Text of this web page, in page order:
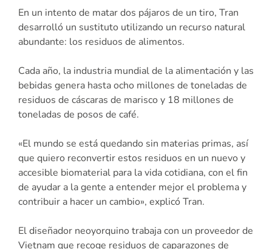
En un intento de matar dos pájaros de un tiro, Tran
desarrolló un sustituto utilizando un recurso natural
abundante: los residuos de alimentos.
Cada año, la industria mundial de la alimentación y las
bebidas genera hasta ocho millones de toneladas de
residuos de cáscaras de marisco y 18 millones de
toneladas de posos de café.
«El mundo se está quedando sin materias primas, así
que quiero reconvertir estos residuos en un nuevo y
accesible biomaterial para la vida cotidiana, con el fin
de ayudar a la gente a entender mejor el problema y
contribuir a hacer un cambio», explicó Tran.
El diseñador neoyorquino trabaja con un proveedor de
Vietnam que recoge residuos de caparazones de